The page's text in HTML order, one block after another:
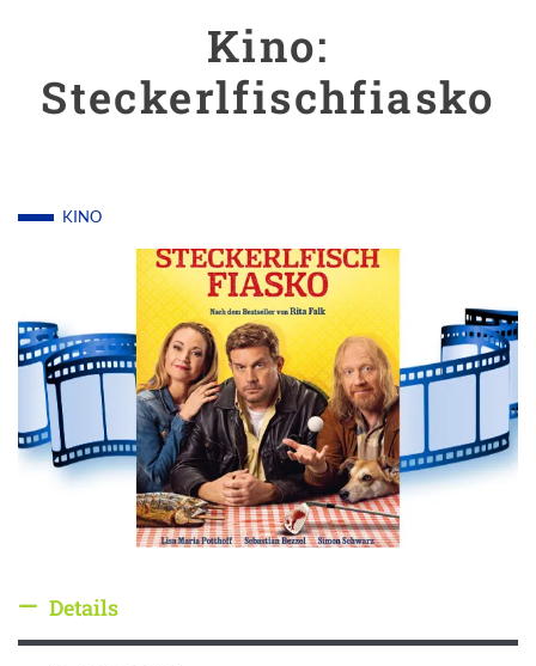
Kino:
Steckerlfischfiasko
KINO
Details ausblenden
Details